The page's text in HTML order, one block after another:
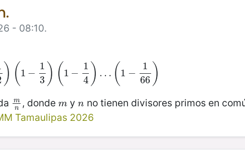
- 08:10.
) ( 1 −
1
3 ) ( 1 −
1
4 ) … ( 1 −
1
66 )
( 1− 1 2 )(1 −1 3 ( 1−14)… ( 1 − 1 66 )
m
n
mn, donde m
m yn
n no tienen divisores primos en
Tamaulipas 2026